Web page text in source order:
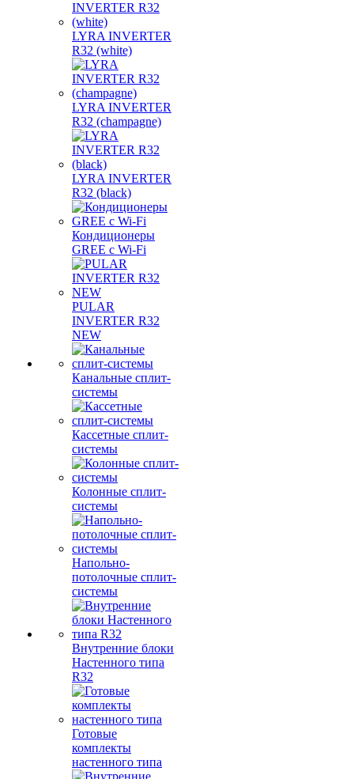
LYRA INVERTER
R32 (white)
LYRA INVERTER
R32 (champagne)
LYRA INVERTER
R32 (black)
Кондиционеры
GREE с Wi-Fi
PULAR
INVERTER R32
NEW
Канальные сплит-
системы
Кассетные сплит-
системы
Колонные сплит-
системы
Напольно-
потолочные сплит-
системы
Внутренние блоки
Настенного типа
R32
Готовые
комплекты
настенного типа